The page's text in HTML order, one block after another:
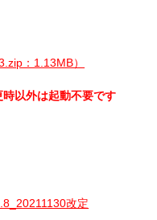
：1.13MB）
以外は起動不要です
改定